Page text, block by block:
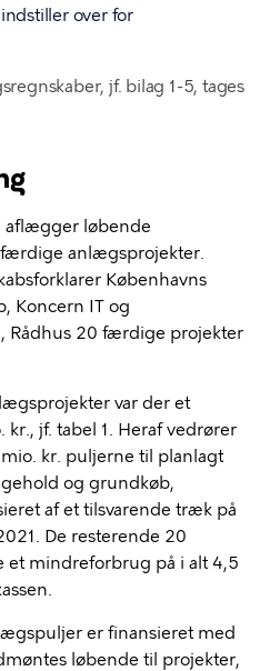
over for
jf. bilag 1-5, tages
aflægger løbende
anlægsprojekter.
Københavns
Koncern IT og
Rådhus 20 færdige projekter
var der et
jf. tabel 1. Heraf vedrører
kr. puljerne til planlagt
og grundkøb,
af et tilsvarende træk på
De resterende 20
et mindreforbrug på i alt 4,5
er finansieret med
løbende til projekter,